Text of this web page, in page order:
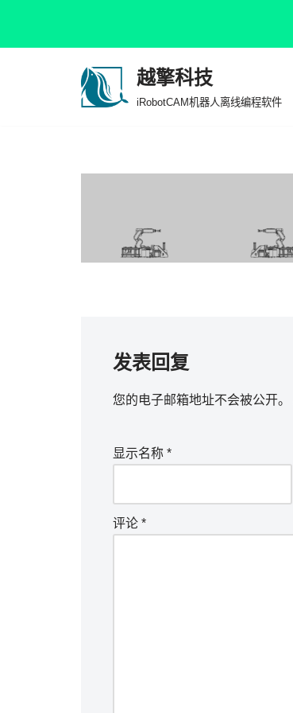
越擎科技
iRobotCAM机器人离线编程软件
发表回复
您的电子邮箱地址不会被公开。
显示名称 *
评论 *